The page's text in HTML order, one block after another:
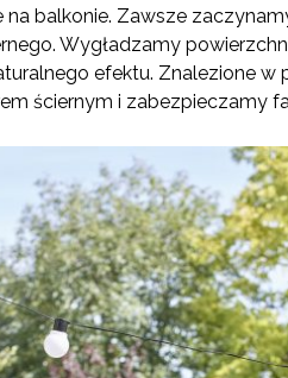
na balkonie. Zawsze
Wygładzamy
efektu. Znalezione
ściernym i zabezpieczamy